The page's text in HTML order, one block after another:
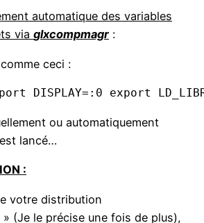
automatique des variables
via glxcompmagr :
ceci :
DISPLAY=:0 export
ou automatiquement
est lancé…
:
votre distribution
» (Je le précise une fois de plus),